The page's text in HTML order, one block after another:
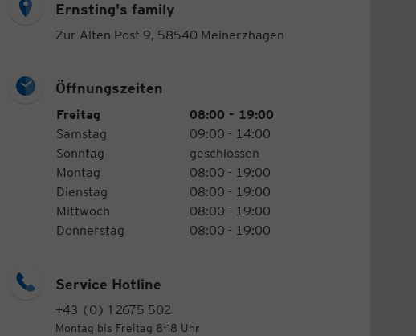
Ernsting's family
Zur Alten Post 9, 58540 Meinerzhagen
Öffnungszeiten
Öffnungszeiten
Wochentag
Freitag
08:00 - 19:00
Samstag
09:00 - 14:00
Sonntag
geschlossen
Montag
08:00 - 19:00
Dienstag
08:00 - 19:00
Mittwoch
08:00 - 19:00
Donnerstag
08:00 - 19:00
Service Hotline
+43 (0) 1 2675 502
Montag bis Freitag 8-18 Uhr